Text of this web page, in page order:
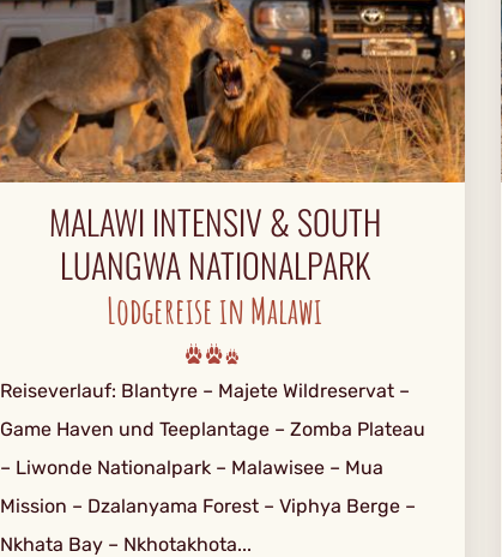
MALAWI INTENSIV & SOUTH
LUANGWA NATIONALPARK
Lodgereise in Malawi
Reiseverlauf: Blantyre – Majete Wildreservat –
Game Haven und Teeplantage – Zomba Plateau
– Liwonde Nationalpark – Malawisee – Mua
Mission – Dzalanyama Forest – Viphya Berge –
Nkhata Bay – Nkhotakhota...